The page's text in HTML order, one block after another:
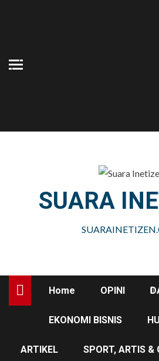
SUARA
Home OPINI
EKONOMI BISNIS
ARTIKEL SPORT, ARTIS &